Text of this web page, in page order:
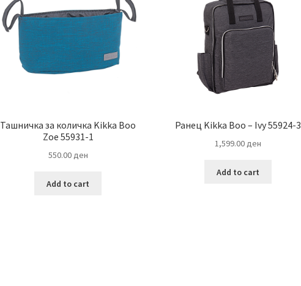
Ташничка за количка Kikka Boo
Zoe 55931-1
550.00ден
Add to cart
Ранец Kikka Boo – Ivy 55924-3
1,599.00ден
Add to cart